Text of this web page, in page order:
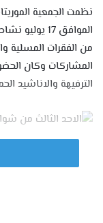
نظمت الجمعية
الموافق 17
من الفقرات المسلية
المشاركات وكان
الترفيهة والاناشيد